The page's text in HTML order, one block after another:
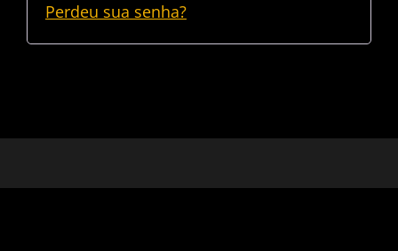
Perdeu sua senha?